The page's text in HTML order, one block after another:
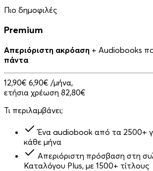
Πιο δημοφιλές
Premium
Απεριόριστη ακρόαση + Audiobooks
πάντα
12,90€ 6,90€ /μήνα,
ετήσια χρέωση 82,80€
Τι περιλαμβάνει;
Ένα audiobook από τα 2500+
κάθε μήνα
Απεριόριστη πρόσβαση στη
Καταλόγου Plus, με 1500+ τίτλους